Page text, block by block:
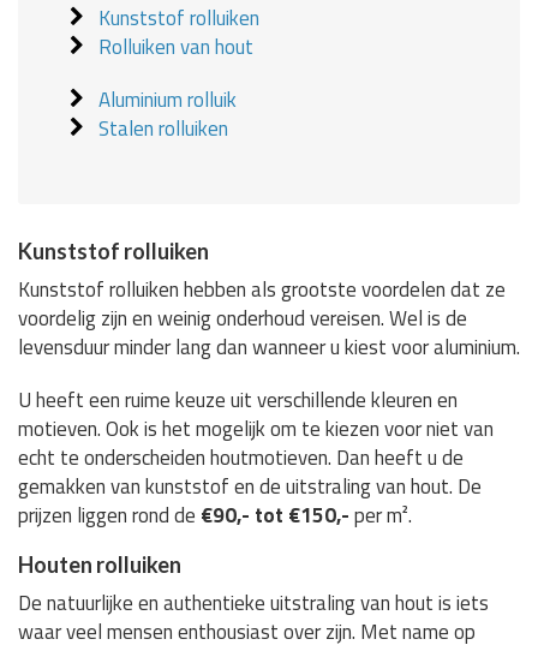
Kunststof rolluiken
Rolluiken van hout
Aluminium rolluik
Stalen rolluiken
Kunststof rolluiken
Kunststof rolluiken hebben als grootste voordelen dat ze
voordelig zijn en weinig onderhoud vereisen. Wel is de
levensduur minder lang dan wanneer u kiest voor aluminium.
U heeft een ruime keuze uit verschillende kleuren en
motieven. Ook is het mogelijk om te kiezen voor niet van
echt te onderscheiden houtmotieven. Dan heeft u de
gemakken van kunststof en de uitstraling van hout. De
prijzen liggen rond de €90,- tot €150,-per m².
Houten rolluiken
De natuurlijke en authentieke uitstraling van hout is iets
waar veel mensen enthousiast over zijn. Met name op